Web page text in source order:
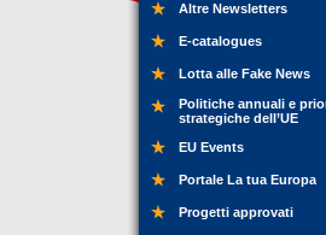
Altre Newsletters
E-catalogues
Lotta alle Fake News
Politiche annuali e
strategiche dell’UE
EU Events
Portale La tua Europa
Progetti approvati